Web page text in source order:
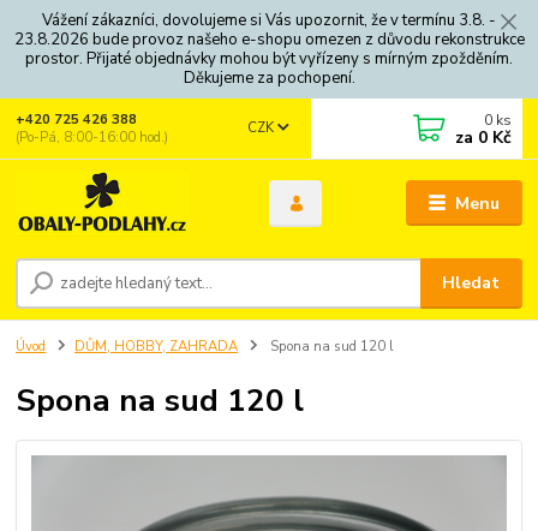
Vážení zákazníci, dovolujeme si Vás upozornit, že v termínu 3.8. -
23.8.2026 bude provoz našeho e-shopu omezen z důvodu rekonstrukce
prostor. Přijaté objednávky mohou být vyřízeny s mírným zpožděním.
Děkujeme za pochopení.
Menu
CZK
Hledat
+420 725 426 388
(Po-Pá, 8:00-16:00 hod.)
0 ks
za 0 Kč
Úvod DŮM, HOBBY, ZAHRADA Spona na sud 120 l
Spona na sud 120 l